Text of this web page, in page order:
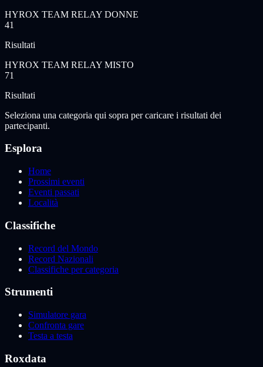
HYROX TEAM RELAY DONNE
41
Risultati
HYROX TEAM RELAY MISTO
71
Risultati
Seleziona una categoria qui sopra per caricare i risultati dei
partecipanti.
Esplora
Home
Prossimi eventi
Eventi passati
Località
Classifiche
Record del Mondo
Record Nazionali
Classifiche per categoria
Strumenti
Simulatore gara
Confronta gare
Testa a testa
Roxdata